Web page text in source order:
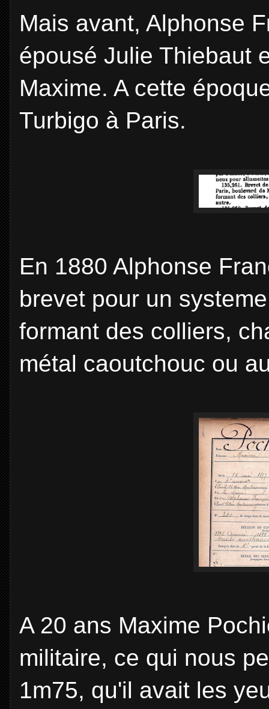
Mais avant, Alphonse
épousé Julie Thiebaut
Maxime. A cette
Turbigo à Paris.
En 1880 Alphonse
brevet pour un
formant des colliers,
métal caoutchouc ou
A 20 ans Maxime
militaire, ce qui nous
1m75, qu'il avait les